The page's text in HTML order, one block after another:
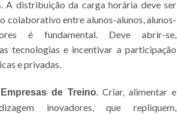
A distribuição da carga horária deve ser
colaborativo entre alunos-alunos, alunos-
é fundamental. Deve abrir-se,
tecnologias e incentivar a participação
e privadas.
de Treino. Criar, alimentar e
inovadores, que repliquem,